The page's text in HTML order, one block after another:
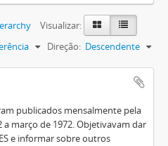
Visualizar:
Direção: Descendente
publicados mensalmente pela
a março de 1972. Objetivavam dar
e informar sobre outros